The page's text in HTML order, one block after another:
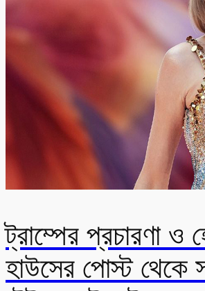
ট্রাম্পের প্রচারণা ও
হাউসের পোস্ট থেকে